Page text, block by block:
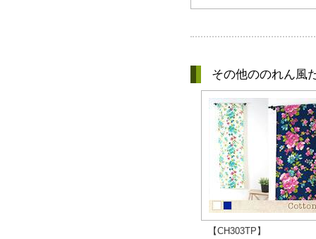
その他ののれん風
【CH303TP】